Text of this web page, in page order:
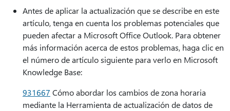
Antes de aplicar la actualización que se describe en este
artículo, tenga en cuenta los problemas potenciales que
pueden afectar a Microsoft Office Outlook. Para obtener
más información acerca de estos problemas, haga clic en
el número de artículo siguiente para verlo en Microsoft
Knowledge Base:
931667 Cómo abordar los cambios de zona horaria
mediante la Herramienta de actualización de datos de